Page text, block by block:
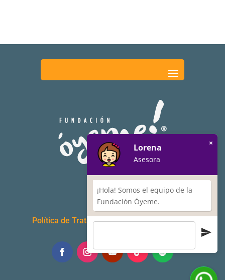
Política de Tratamiento de Datos Personales
Lorena
Asesora
×
¡Hola! Somos el equipo de la
Fundación Óyeme.